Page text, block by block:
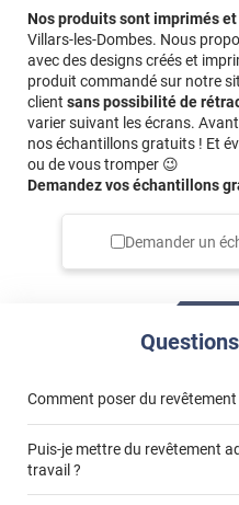
Nos produits sont imprimés
Villars-les-Dombes. Nous
avec des designs créés et
produit commandé sur notre
client sans possibilité de
varier suivant les écrans.
nos échantillons gratuits ! Et
ou de vous tromper 😉
Demandez vos échantillons
Demander un
Comment poser du
« Comment poser
Puis-je mettre du revêtement
travail ?